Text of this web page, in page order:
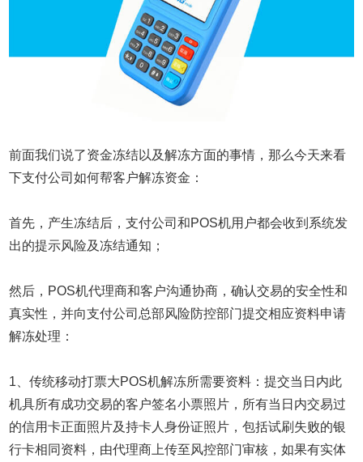
前面我们说了资金冻结以及解冻方面的事情，那么今天来看
下支付公司如何帮客户解冻资金：
首先，产生冻结后，支付公司和POS机用户都会收到系统发
出的提示风险及冻结通知；
然后，POS机代理商和客户沟通协商，确认交易的安全性和
真实性，并向支付公司总部风险防控部门提交相应资料申请
解冻处理：
1、传统移动打票大POS机解冻所需要资料：提交当日内此
机具所有成功交易的客户签名小票照片，所有当日内交易过
的信用卡正面照片及持卡人身份证照片，包括试刷失败的银
行卡相同资料，由代理商上传至风控部门审核，如果有实体